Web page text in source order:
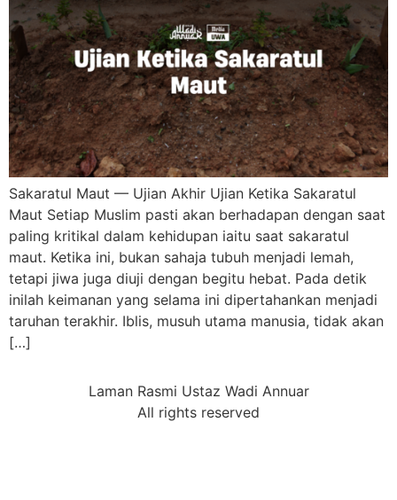
Sakaratul Maut — Ujian Akhir Ujian Ketika Sakaratul
Maut Setiap Muslim pasti akan berhadapan dengan saat
paling kritikal dalam kehidupan iaitu saat sakaratul
maut. Ketika ini, bukan sahaja tubuh menjadi lemah,
tetapi jiwa juga diuji dengan begitu hebat. Pada detik
inilah keimanan yang selama ini dipertahankan menjadi
taruhan terakhir. Iblis, musuh utama manusia, tidak akan
[…]
Laman Rasmi Ustaz Wadi Annuar
All rights reserved